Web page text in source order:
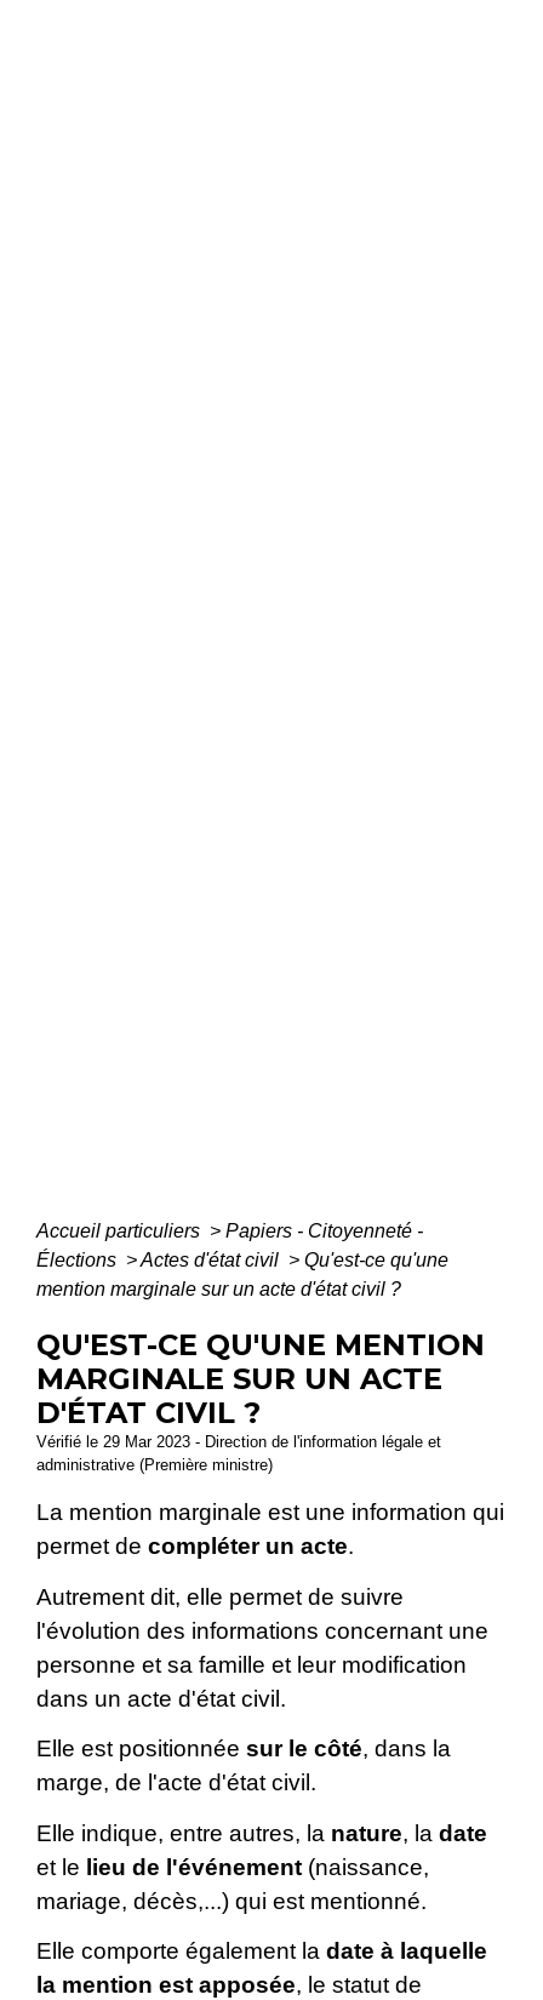
Accueil particuliers > Papiers - Citoyenneté -
Élections >Actes d'état civil > Qu'est-ce qu'une
mention marginale sur un acte d'état civil ?
QU'EST-CE QU'UNE MENTION
MARGINALE SUR UN ACTE
D'ÉTAT CIVIL ?
Vérifié le 29 Mar 2023 - Direction de l'information légale et
administrative (Première ministre)
La mention marginale est une information qui
permet de compléter un acte.
Autrement dit, elle permet de suivre
l'évolution des informations concernant une
personne et sa famille et leur modification
dans un acte d'état civil.
Elle est positionnée sur le côté, dans la
marge, de l'acte d'état civil.
Elle indique, entre autres, la nature, la date
et le lieu de l'événement (naissance,
mariage, décès,...) qui est mentionné.
Elle comporte également la date à laquelle
la mention est apposée, le statut de